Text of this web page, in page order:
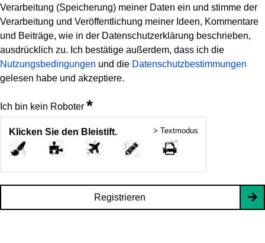
Verarbeitung (Speicherung) meiner Daten ein und stimme der
Verarbeitung und Veröffentlichung meiner Ideen, Kommentare
und Beiträge, wie in der Datenschutzerklärung beschrieben,
ausdrücklich zu. Ich bestätige außerdem, dass ich die
Nutzungsbedingungen und die Datenschutzbestimmungen
gelesen habe und akzeptiere.
Ich bin kein Roboter *
Klicken Sie den Bleistift. > Textmodus
Registrieren